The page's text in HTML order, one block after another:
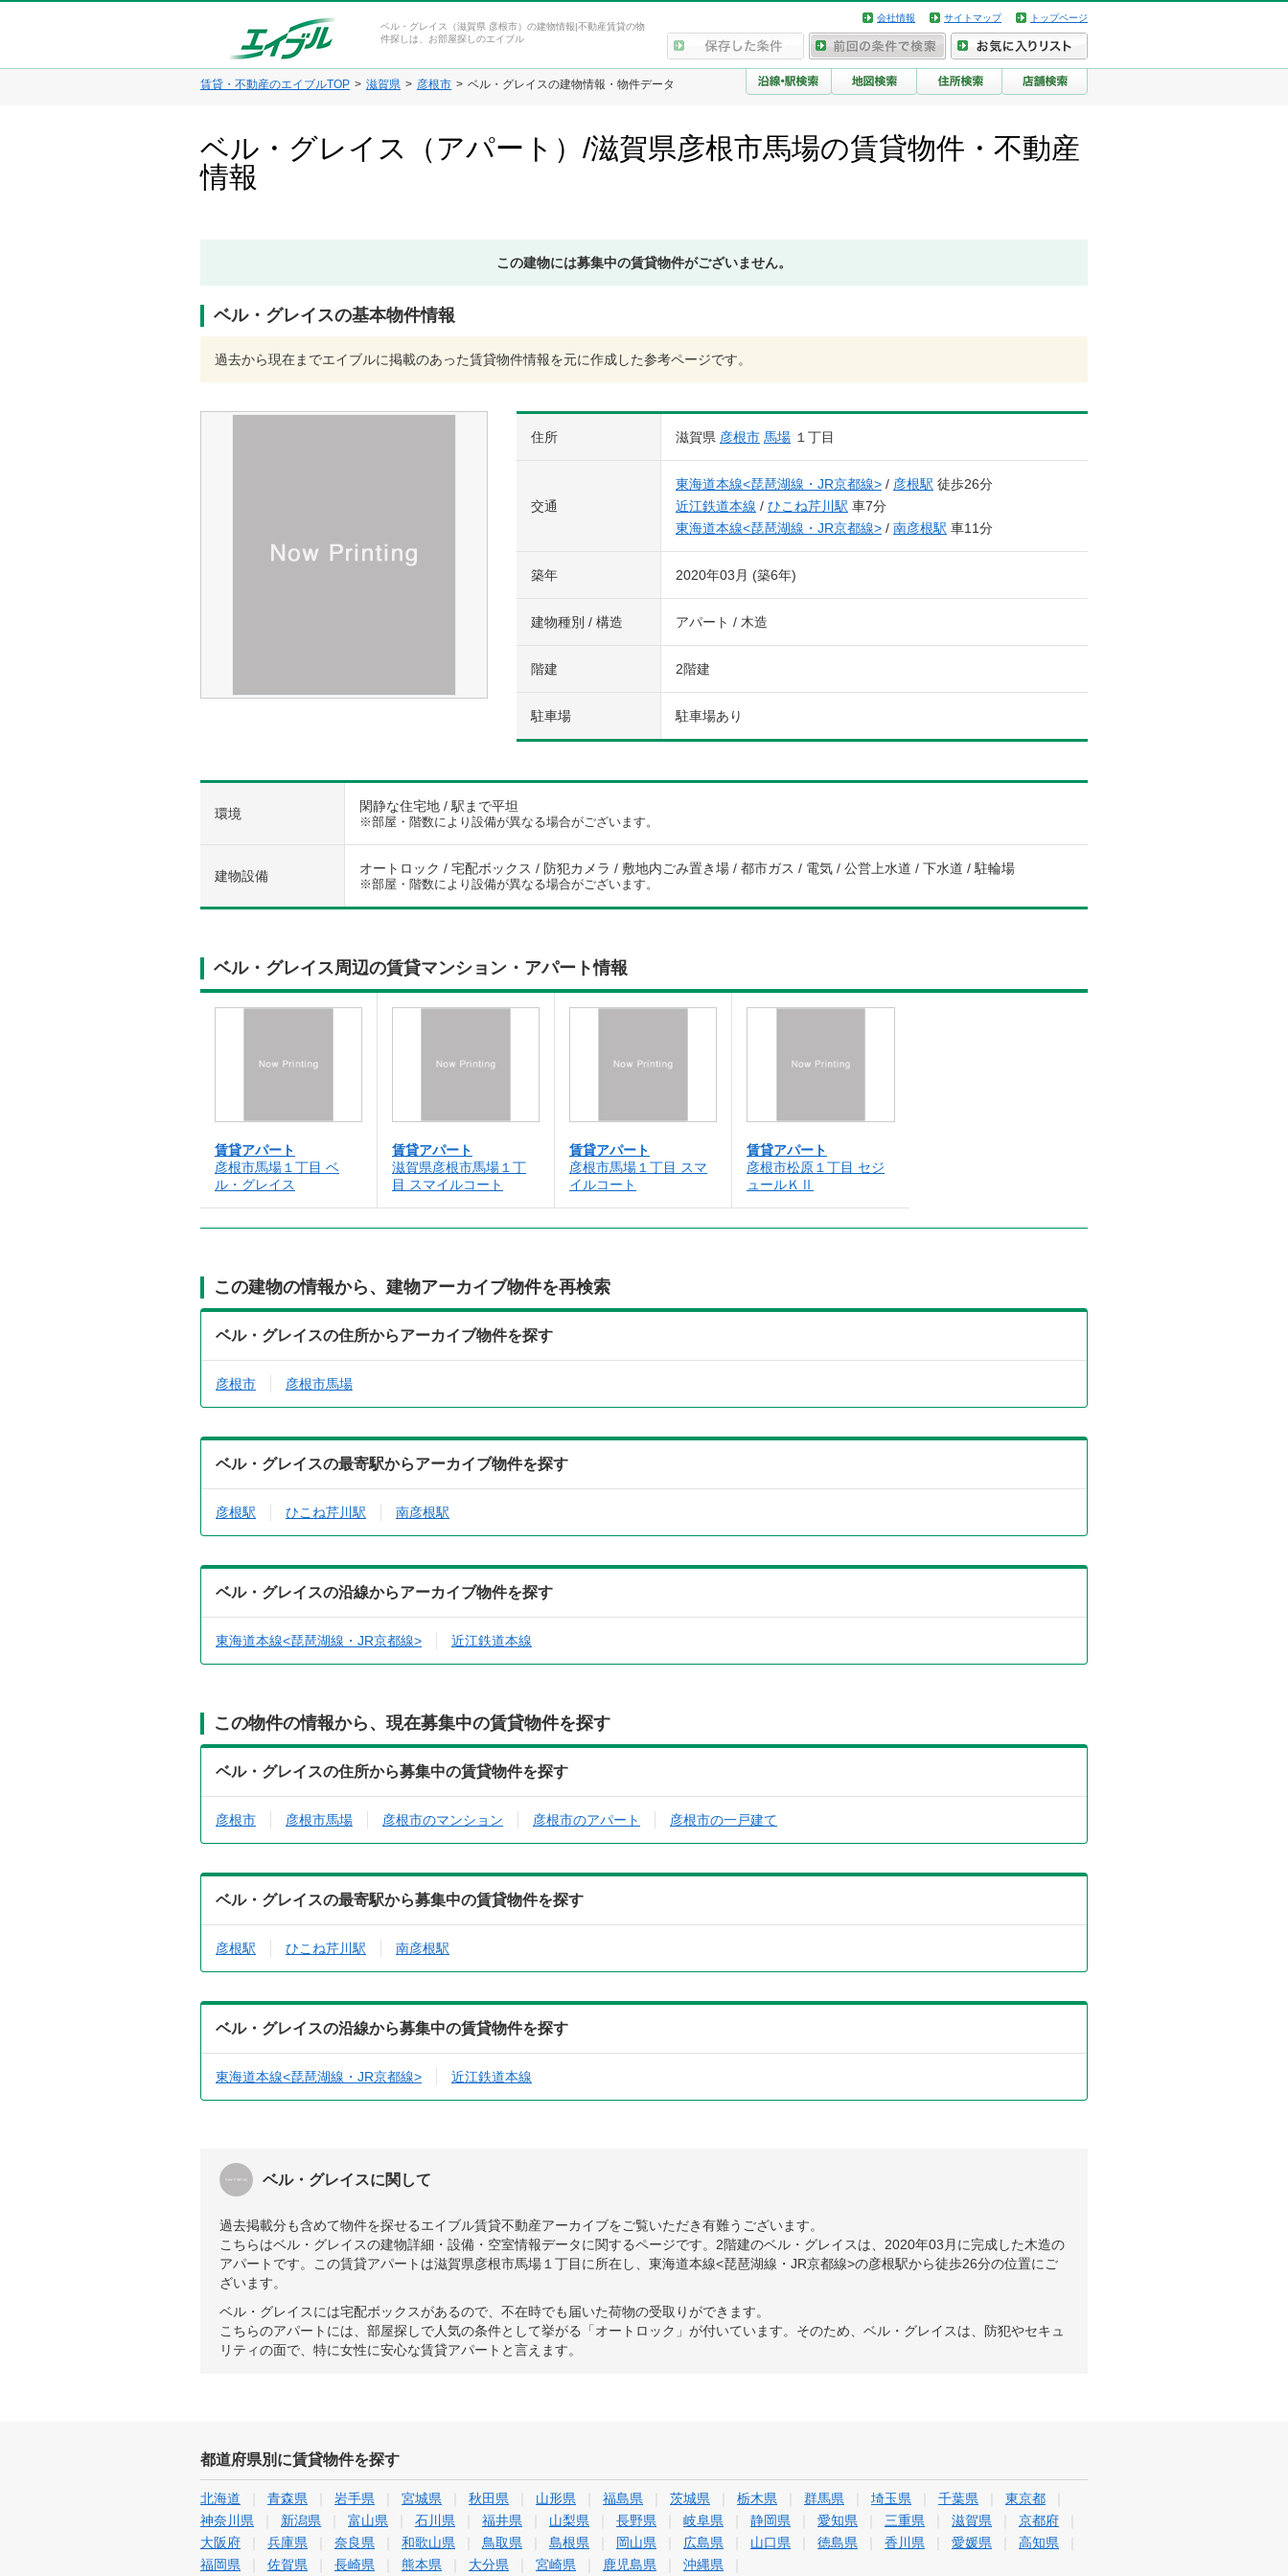
ベル・グレイス（滋賀県 彦根市）の建物情報|不動産賃貸の物
件探しは、お部屋探しのエイブル
会社情報 サイトマップ トップページ
賃貸・不動産のエイブルTOP 滋賀県 彦根市 ベル・グレイスの建物情報・物件データ
ベル・グレイス（アパート）/滋賀県彦根市馬場の賃貸物件・不動産
情報
この建物には募集中の賃貸物件がございません。
ベル・グレイスの基本物件情報
過去から現在までエイブルに掲載のあった賃貸物件情報を元に作成した参考ページです。
住所 滋賀県 彦根市 馬場 １丁目
交通
東海道本線<琵琶湖線・JR京都線> / 彦根駅 徒歩26分
近江鉄道本線 / ひこね芹川駅 車7分
東海道本線<琵琶湖線・JR京都線> / 南彦根駅 車11分
築年 2020年03月 (築6年)
建物種別 / 構造 アパート / 木造
階建 2階建
駐車場 駐車場あり
環境 閑静な住宅地 / 駅まで平坦
※部屋・階数により設備が異なる場合がございます。
建物設備 オートロック / 宅配ボックス / 防犯カメラ / 敷地内ごみ置き場 / 都市ガス / 電気 / 公営上水道 / 下水道 / 駐輪場
※部屋・階数により設備が異なる場合がございます。
ベル・グレイス周辺の賃貸マンション・アパート情報
賃貸アパート
彦根市馬場１丁目 ベ
ル・グレイス
賃貸アパート
滋賀県彦根市馬場１丁
目 スマイルコート
賃貸アパート
彦根市馬場１丁目 スマ
イルコート
賃貸アパート
彦根市松原１丁目 セジ
ュールＫⅡ
この建物の情報から、建物アーカイブ物件を再検索
ベル・グレイスの住所からアーカイブ物件を探す
彦根市 彦根市馬場
ベル・グレイスの最寄駅からアーカイブ物件を探す
彦根駅 ひこね芹川駅 南彦根駅
ベル・グレイスの沿線からアーカイブ物件を探す
東海道本線<琵琶湖線・JR京都線> 近江鉄道本線
この物件の情報から、現在募集中の賃貸物件を探す
ベル・グレイスの住所から募集中の賃貸物件を探す
彦根市 彦根市馬場 彦根市のマンション 彦根市のアパート 彦根市の一戸建て
ベル・グレイスの最寄駅から募集中の賃貸物件を探す
彦根駅 ひこね芹川駅 南彦根駅
ベル・グレイスの沿線から募集中の賃貸物件を探す
東海道本線<琵琶湖線・JR京都線> 近江鉄道本線
ベル・グレイスに関して
過去掲載分も含めて物件を探せるエイブル賃貸不動産アーカイブをご覧いただき有難うございます。
こちらはベル・グレイスの建物詳細・設備・空室情報データに関するページです。2階建のベル・グレイスは、2020年03月に完成した木造の
アパートです。この賃貸アパートは滋賀県彦根市馬場１丁目に所在し、東海道本線<琵琶湖線・JR京都線>の彦根駅から徒歩26分の位置にご
ざいます。
ベル・グレイスには宅配ボックスがあるので、不在時でも届いた荷物の受取りができます。
こちらのアパートには、部屋探しで人気の条件として挙がる「オートロック」が付いています。そのため、ベル・グレイスは、防犯やセキュ
リティの面で、特に女性に安心な賃貸アパートと言えます。
都道府県別に賃貸物件を探す
北海道 青森県 岩手県 宮城県 秋田県 山形県 福島県 茨城県 栃木県 群馬県 埼玉県 千葉県
東京都
神奈川県
新潟県 富山県 石川県 福井県 山梨県 長野県 岐阜県 静岡県 愛知県 三重県 滋賀県
京都府
大阪府
兵庫県 奈良県 和歌山県 鳥取県 島根県 岡山県 広島県 山口県 徳島県 香川県 愛媛県
高知県
福岡県
佐賀県 長崎県 熊本県 大分県 宮崎県 鹿児島県 沖縄県